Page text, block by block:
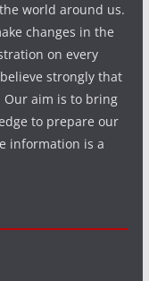
world around us.
changes in the
on every
strongly that
aim is to bring
to prepare our
information is a